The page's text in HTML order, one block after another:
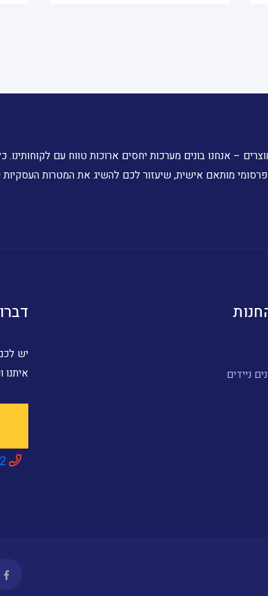
– אנחנו בונים מערכות יחסים ארוכות טווח עם
מותאם אישית, שיעזור לכם להשיג את המטרות
ניידים
יש